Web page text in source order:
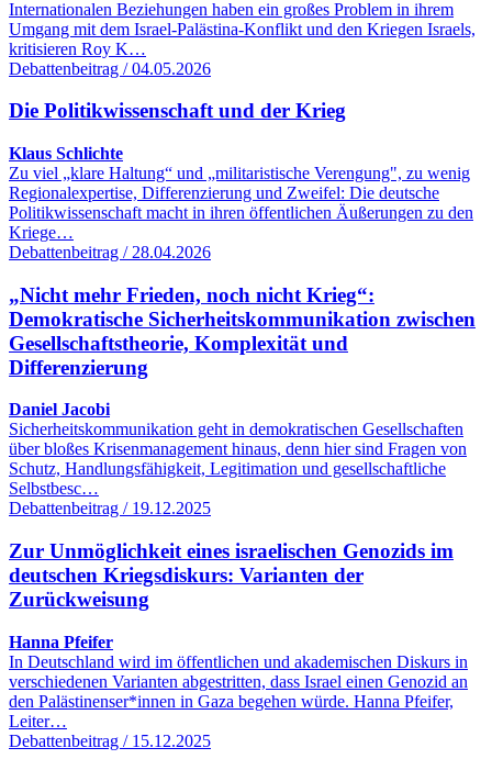
Internationalen Beziehungen haben ein großes Problem in ihrem
Umgang mit dem Israel-Palästina-Konflikt und den Kriegen Israels,
kritisieren Roy K…
Debattenbeitrag / 04.05.2026
Die Politikwissenschaft und der Krieg
Klaus Schlichte
Zu viel „klare Haltung“ und „militaristische Verengung", zu wenig
Regionalexpertise, Differenzierung und Zweifel: Die deutsche
Politikwissenschaft macht in ihren öffentlichen Äußerungen zu den
Kriege…
Debattenbeitrag / 28.04.2026
„Nicht mehr Frieden, noch nicht Krieg“:
Demokratische Sicherheitskommunikation zwischen
Gesellschaftstheorie, Komplexität und
Differenzierung
Daniel Jacobi
Sicherheitskommunikation geht in demokratischen Gesellschaften
über bloßes Krisenmanagement hinaus, denn hier sind Fragen von
Schutz, Handlungsfähigkeit, Legitimation und gesellschaftliche
Selbstbesc…
Debattenbeitrag / 19.12.2025
Zur Unmöglichkeit eines israelischen Genozids im
deutschen Kriegsdiskurs: Varianten der
Zurückweisung
Hanna Pfeifer
In Deutschland wird im öffentlichen und akademischen Diskurs in
verschiedenen Varianten abgestritten, dass Israel einen Genozid an
den Palästinenser*innen in Gaza begehen würde. Hanna Pfeifer,
Leiter…
Debattenbeitrag / 15.12.2025